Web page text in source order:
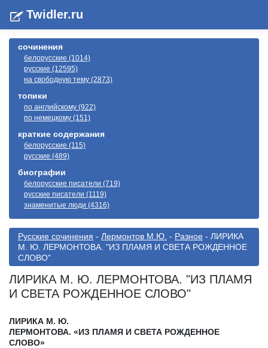
Twidler.ru
сочинения
белорусские (1014)
русские (12595)
на свободную тему (2873)
топики
по английскому (922)
по немецкому (151)
краткие содержания
белорусские (115)
русские (489)
биографии
белорусские писатели (719)
русские писатели (1119)
знаменитые люди (4316)
Русские сочинения - Лермонтов М.Ю. - Разное - ЛИРИКА
М. Ю. ЛЕРМОНТОВА. "ИЗ ПЛАМЯ И СВЕТА РОЖДЕННОЕ
СЛОВО"
ЛИРИКА М. Ю. ЛЕРМОНТОВА. "ИЗ ПЛАМЯ
И СВЕТА РОЖДЕННОЕ СЛОВО"
ЛИРИКА М. Ю.
ЛЕРМОНТОВА. «ИЗ ПЛАМЯ И СВЕТА РОЖДЕННОЕ
СЛОВО»